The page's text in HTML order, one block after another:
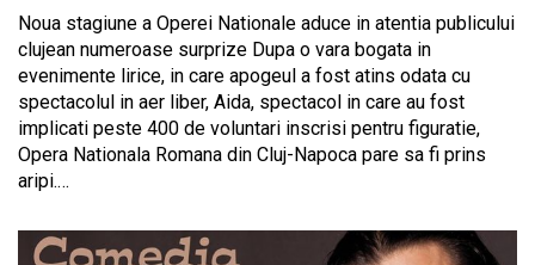
Noua stagiune a Operei Nationale aduce in atentia publicului
clujean numeroase surprize Dupa o vara bogata in
evenimente lirice, in care apogeul a fost atins odata cu
spectacolul in aer liber, Aida, spectacol in care au fost
implicati peste 400 de voluntari inscrisi pentru figuratie,
Opera Nationala Romana din Cluj-Napoca pare sa fi prins
aripi.…